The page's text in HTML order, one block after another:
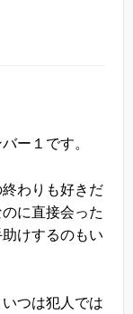
ー１です。
わりも好きだ
に直接会った
けするのもい
つは犯人では